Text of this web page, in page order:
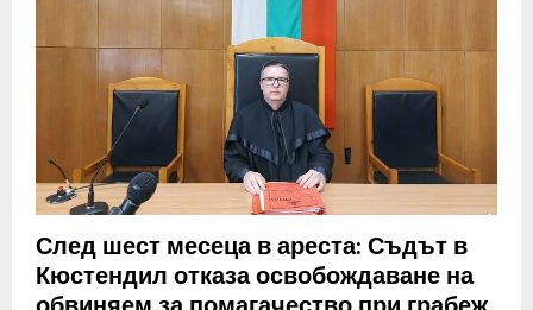
След шест месеца в ареста: Съдът в
Кюстендил отказа освобождаване на